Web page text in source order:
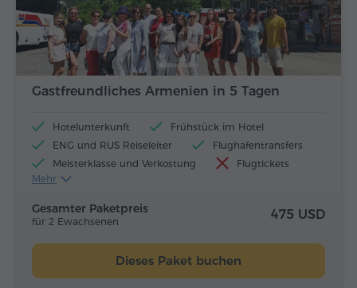
Gastfreundliches Armenien in 5 Tagen
Hotelunterkunft
Frühstück im Hotel
ENG und RUS Reiseleiter
Flughafentransfers
Meisterklasse und Verkostung
Flugtickets
Mittagessen und Abendessen
Mehr
Gesamter Paketpreis
für 2 Ewachsenen 475 USD
Dieses Paket buchen